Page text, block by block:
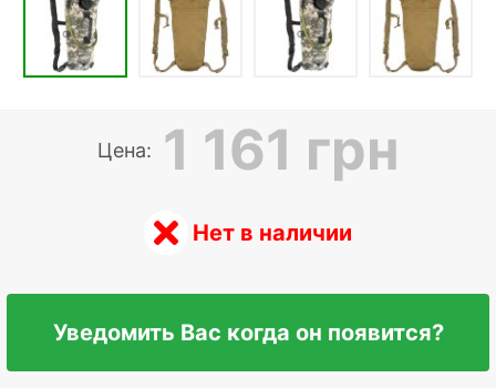
Цена: 1 161 грн
Нет в наличии
Уведомить Вас когда он появится?